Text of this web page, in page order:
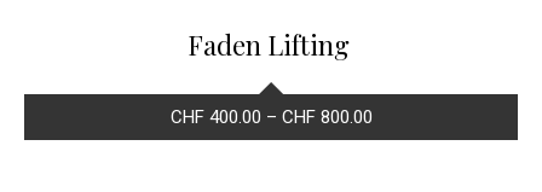
Faden Lifting
CHF400.00 – CHF800.00